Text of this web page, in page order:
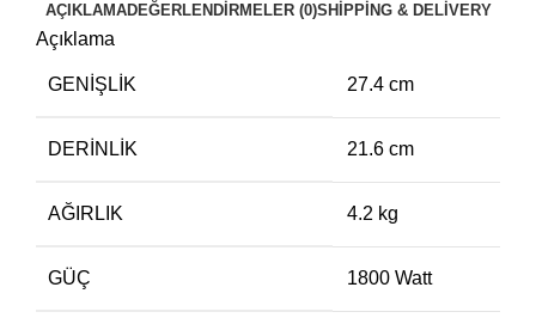
AÇIKLAMADEĞERLENDIRMELER (0)SHIPPING & DELIVERY
Açıklama
GENIŞLIK 27.4 cm
DERINLIK 21.6 cm
AĞIRLIK 4.2 kg
GÜÇ 1800 Watt